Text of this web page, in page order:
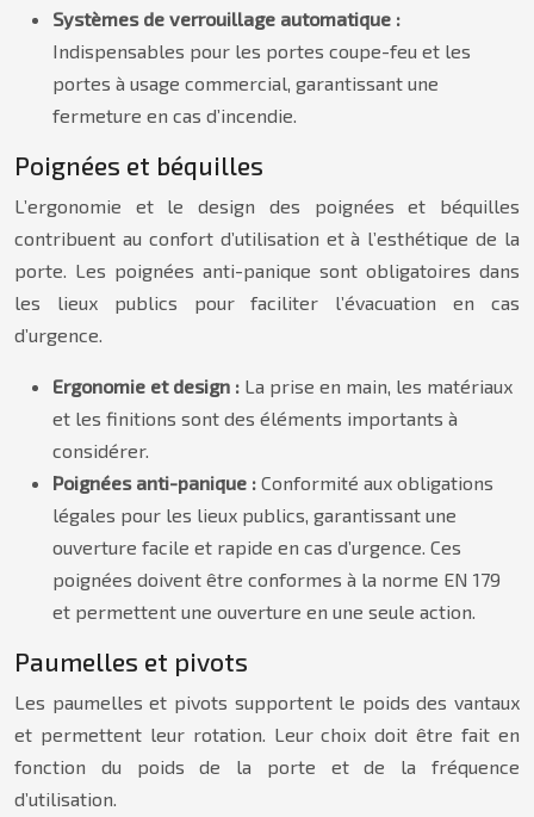
Systèmes de verrouillage automatique :
Indispensables pour les portes coupe-feu et les
portes à usage commercial, garantissant une
fermeture en cas d’incendie.
Poignées et béquilles
L’ergonomie et le design des poignées et béquilles
contribuent au confort d’utilisation et à l’esthétique de la
porte. Les poignées anti-panique sont obligatoires dans
les lieux publics pour faciliter l’évacuation en cas
d’urgence.
Ergonomie et design : La prise en main, les matériaux
et les finitions sont des éléments importants à
considérer.
Poignées anti-panique : Conformité aux obligations
légales pour les lieux publics, garantissant une
ouverture facile et rapide en cas d’urgence. Ces
poignées doivent être conformes à la norme EN 179
et permettent une ouverture en une seule action.
Paumelles et pivots
Les paumelles et pivots supportent le poids des vantaux
et permettent leur rotation. Leur choix doit être fait en
fonction du poids de la porte et de la fréquence
d’utilisation.